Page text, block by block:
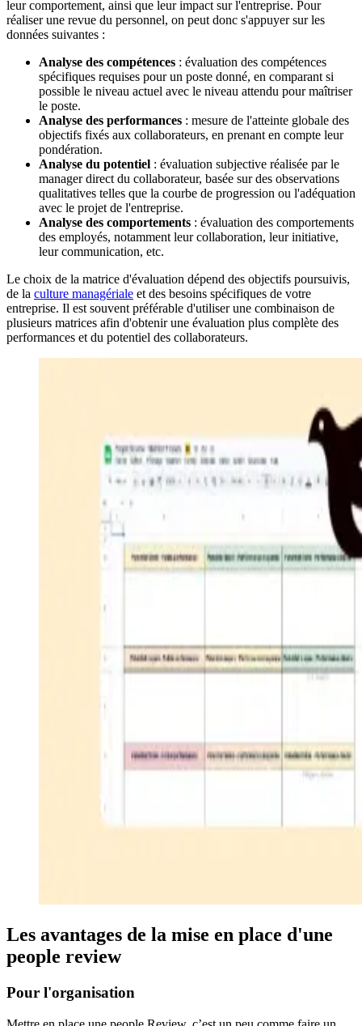
leur comportement, ainsi que leur impact sur l'entreprise. Pour
réaliser une revue du personnel, on peut donc s'appuyer sur les
données suivantes :
Analyse des compétences : évaluation des compétences
spécifiques requises pour un poste donné, en comparant si
possible le niveau actuel avec le niveau attendu pour maîtriser
le poste.
Analyse des performances : mesure de l'atteinte globale des
objectifs fixés aux collaborateurs, en prenant en compte leur
pondération.
Analyse du potentiel : évaluation subjective réalisée par le
manager direct du collaborateur, basée sur des observations
qualitatives telles que la courbe de progression ou l'adéquation
avec le projet de l'entreprise.
Analyse des comportements : évaluation des comportements
des employés, notamment leur collaboration, leur initiative,
leur communication, etc.
Le choix de la matrice d'évaluation dépend des objectifs poursuivis,
de la culture managériale et des besoins spécifiques de votre
entreprise. Il est souvent préférable d'utiliser une combinaison de
plusieurs matrices afin d'obtenir une évaluation plus complète des
performances et du potentiel des collaborateurs.
Les avantages de la mise en place d'une
people review
Pour l'organisation